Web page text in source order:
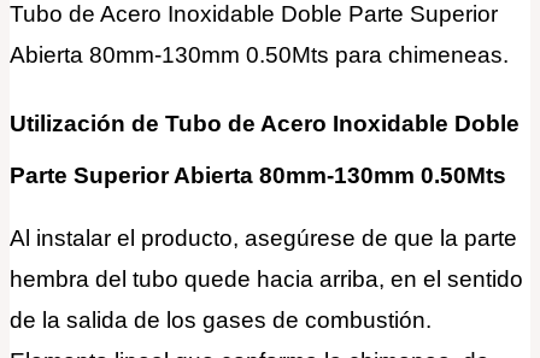
Tubo de Acero Inoxidable Doble Parte Superior
Abierta 80mm-130mm 0.50Mts para chimeneas.
Utilización de Tubo de Acero Inoxidable Doble
Parte Superior Abierta 80mm-130mm 0.50Mts
Al instalar el producto, asegúrese de que la parte
hembra del tubo quede hacia arriba, en el sentido
de la salida de los gases de combustión.